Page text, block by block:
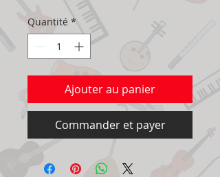
Quantité *
Ajouter au panier
Commander et payer